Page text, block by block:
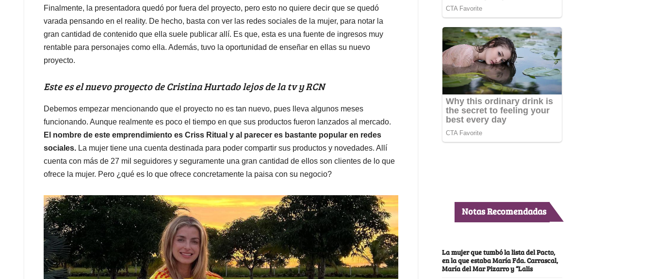
p
k
n
Finalmente, la presentadora quedó por fuera del proyecto, pero esto no quiere decir que se quedó
varada pensando en el reality. De hecho, basta con ver las redes sociales de la mujer, para notar la
gran cantidad de contenido que ella suele publicar allí. Es que, esta es una fuente de ingresos muy
rentable para personajes como ella. Además, tuvo la oportunidad de enseñar en ellas su nuevo
proyecto.
Este es el nuevo proyecto de Cristina Hurtado lejos de la tv y RCN
Debemos empezar mencionando que el proyecto no es tan nuevo, pues lleva algunos meses
funcionando. Aunque realmente es poco el tiempo en que sus productos fueron lanzados al mercado.
El nombre de este emprendimiento es Criss Ritual y al parecer es bastante popular en redes
sociales. La mujer tiene una cuenta destinada para poder compartir sus productos y novedades. Allí
cuenta con más de 27 mil seguidores y seguramente una gran cantidad de ellos son clientes de lo que
ofrece la mujer. Pero ¿qué es lo que ofrece concretamente la paisa con su negocio?
Notas Recomendadas
La mujer que tumbó la lista del Pacto,
en la que estaba María Fda. Carrascal,
María del Mar Pizarro y “Lalis